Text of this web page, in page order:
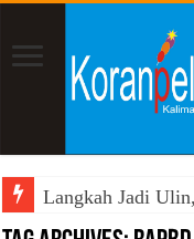
Langkah Jadi